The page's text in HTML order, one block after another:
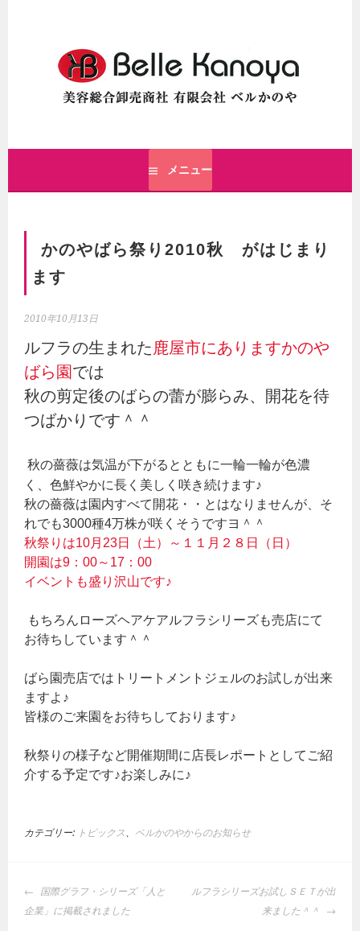
ベルかのや公式サイト
メニュー
かのやばら祭り2010秋 がはじまり
ます
2010年10月13日
ルフラの生まれた 鹿屋市にありますかのや
ばら園では
秋の剪定後のばらの蕾が膨らみ、開花を待
つばかりです＾＾
秋の薔薇は気温が下がるとともに一輪一輪が色濃
く、色鮮やかに長く美しく咲き続けます♪
秋の薔薇は園内すべて開花・・とはなりませんが、そ
れでも3000種4万株が咲くそうですヨ＾＾
秋祭りは10月23日（土）～１１月２８日（日）
開園は9：00～17：00
イベントも盛り沢山です♪
もちろんローズヘアケアルフラシリーズも売店にて
お待ちしています＾＾
ばら園売店ではトリートメントジェルのお試しが出来
ますよ♪
皆様のご来園をお待ちしております♪
秋祭りの様子など開催期間に店長レポートとしてご紹
介する予定です♪お楽しみに♪
カテゴリー: トピックス、 ベルかのやからのお知らせ
投
稿
ナ
国際グラフ・シリーズ「人と
企業」に掲載されました
ルフラシリーズお試しＳＥＴが出
来ました＾＾